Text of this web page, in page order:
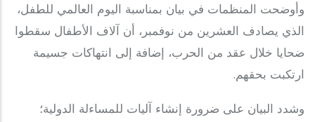
وأوضحت المنظمات في بيان بمناسبة اليوم العالمي للطفل،
الذي يصادف العشرين من نوفمبر، أن آلاف الأطفال سقطوا
ضحايا خلال عقد من الحرب، إضافة إلى انتهاكات جسيمة
ارتكبت بحقهم.
وشدد البيان على ضرورة إنشاء آليات للمساءلة الدولية؛